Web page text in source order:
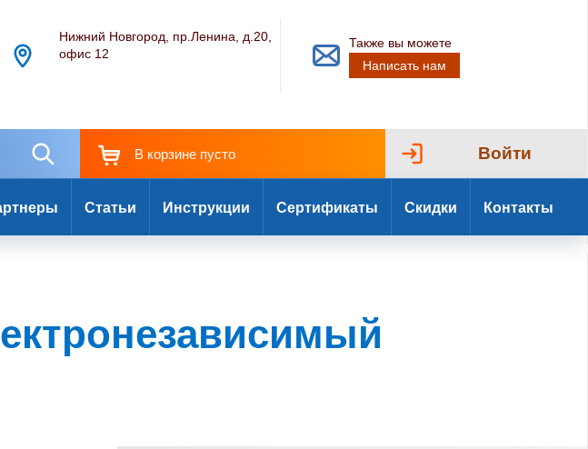
Нижний Новгород, пр.Ленина, д.20,
офис 12
Также вы можете
Написать нам
В корзине пусто Войти
Статьи Инструкции Сертификаты Скидки Контакты